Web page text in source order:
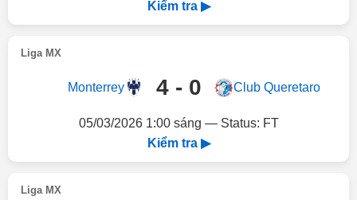
Kiểm tra ▶
Liga MX
Monterrey 4 - 0 Club Queretaro
05/03/2026 1:00 sáng — Status: FT
Kiểm tra ▶
Liga MX